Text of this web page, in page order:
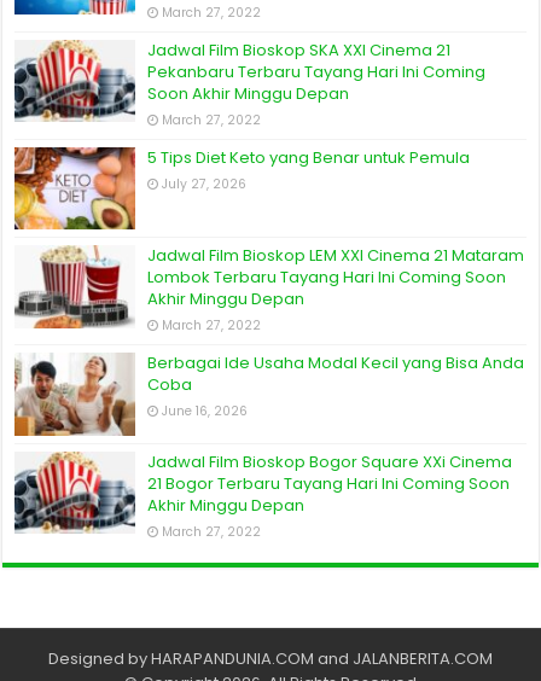
March 27, 2022
Jadwal Film Bioskop SKA XXI Cinema 21
Pekanbaru Terbaru Tayang Hari Ini Coming
Soon Akhir Minggu Depan
March 27, 2022
5 Tips Diet Keto yang Benar untuk Pemula
July 27, 2026
Jadwal Film Bioskop LEM XXI Cinema 21 Mataram
Lombok Terbaru Tayang Hari Ini Coming Soon
Akhir Minggu Depan
March 27, 2022
Berbagai Ide Usaha Modal Kecil yang Bisa Anda
Coba
June 16, 2026
Jadwal Film Bioskop Bogor Square XXi Cinema
21 Bogor Terbaru Tayang Hari Ini Coming Soon
Akhir Minggu Depan
March 27, 2022
Designed byHARAPANDUNIA.COM and JALANBERITA.COM